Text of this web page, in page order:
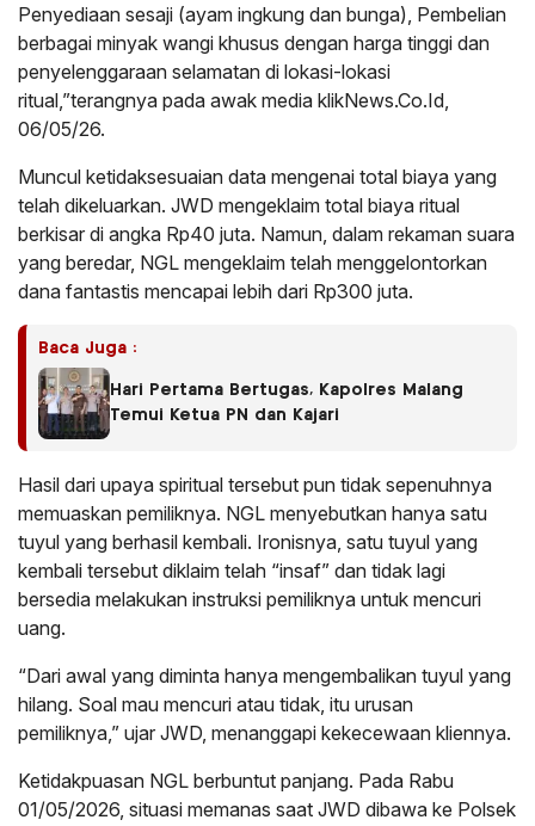
Penyediaan sesaji (ayam ingkung dan bunga), Pembelian
berbagai minyak wangi khusus dengan harga tinggi dan
penyelenggaraan selamatan di lokasi-lokasi
ritual,”terangnya pada awak media klikNews.Co.Id,
06/05/26.
Muncul ketidaksesuaian data mengenai total biaya yang
telah dikeluarkan. JWD mengeklaim total biaya ritual
berkisar di angka Rp40 juta. Namun, dalam rekaman suara
yang beredar, NGL mengeklaim telah menggelontorkan
dana fantastis mencapai lebih dari Rp300 juta.
Baca Juga :
Hari Pertama Bertugas, Kapolres Malang
Temui Ketua PN dan Kajari
Hasil dari upaya spiritual tersebut pun tidak sepenuhnya
memuaskan pemiliknya. NGL menyebutkan hanya satu
tuyul yang berhasil kembali. Ironisnya, satu tuyul yang
kembali tersebut diklaim telah “insaf” dan tidak lagi
bersedia melakukan instruksi pemiliknya untuk mencuri
uang.
“Dari awal yang diminta hanya mengembalikan tuyul yang
hilang. Soal mau mencuri atau tidak, itu urusan
pemiliknya,” ujar JWD, menanggapi kekecewaan kliennya.
Ketidakpuasan NGL berbuntut panjang. Pada Rabu
01/05/2026, situasi memanas saat JWD dibawa ke Polsek